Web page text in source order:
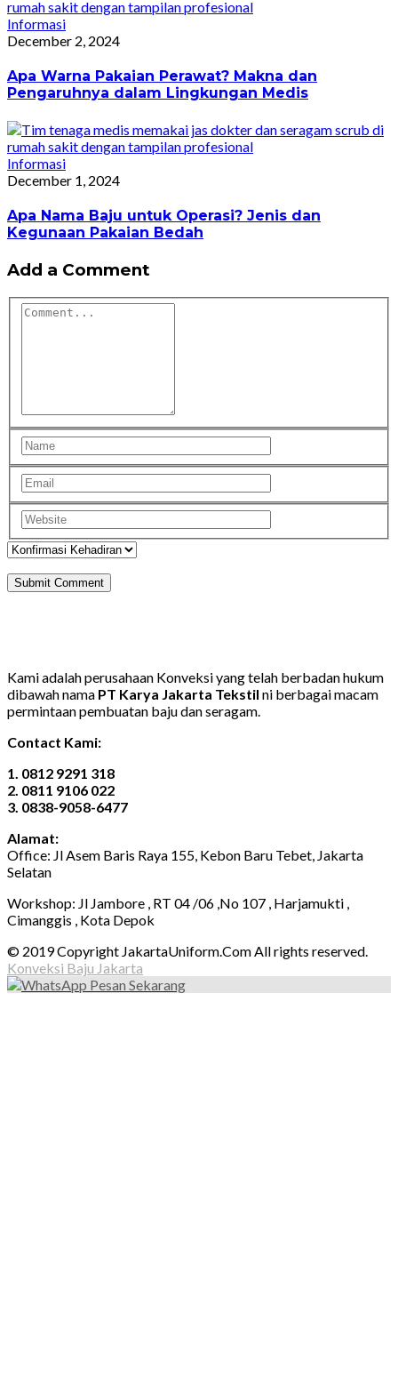
Informasi
December 2, 2024
Apa Warna Pakaian Perawat? Makna dan
Pengaruhnya dalam Lingkungan Medis
Informasi
December 1, 2024
Apa Nama Baju untuk Operasi? Jenis dan
Kegunaan Pakaian Bedah
Add a Comment
Kami adalah perusahaan Konveksi yang telah berbadan hukum
dibawah nama PT Karya Jakarta Tekstil ni berbagai macam
permintaan pembuatan baju dan seragam.
Contact Kami:
1. 0812 9291 318
2. 0811 9106 022
3. 0838-9058-6477
Alamat:
Office: Jl Asem Baris Raya 155, Kebon Baru Tebet, Jakarta
Selatan
Workshop: Jl Jambore , RT 04 /06 ,No 107 , Harjamukti ,
Cimanggis , Kota Depok
© 2019 Copyright JakartaUniform.Com All rights reserved.
Konveksi Baju Jakarta
Pesan Sekarang